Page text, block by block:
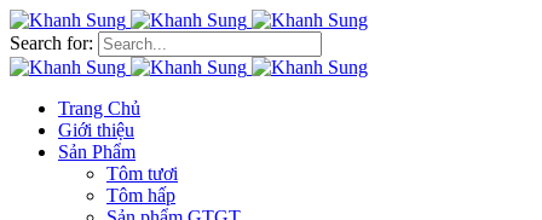
Search for:
Trang Chủ
Giới thiệu
Sản Phẩm
Tôm tươi
Tôm hấp